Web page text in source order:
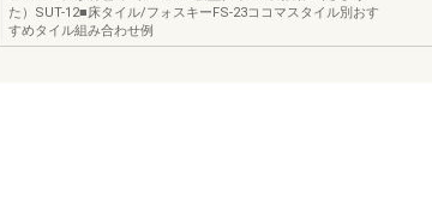
た）SUT-12■床タイル/フォスキーFS-23ココマスタイル別おす
すめタイル組み合わせ例